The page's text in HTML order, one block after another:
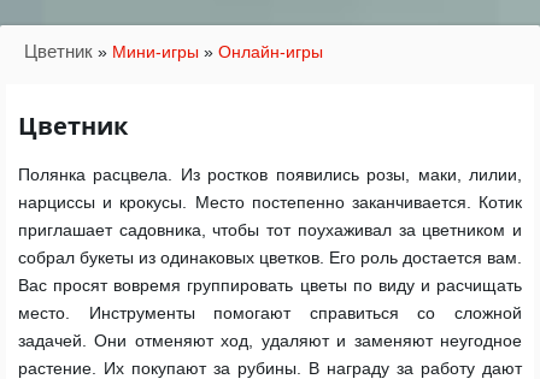
Цветник » Мини-игры » Онлайн-игры
Цветник
Полянка расцвела. Из ростков появились розы, маки, лилии,
нарциссы и крокусы. Место постепенно заканчивается. Котик
приглашает садовника, чтобы тот поухаживал за цветником и
собрал букеты из одинаковых цветков. Его роль достается вам.
Вас просят вовремя группировать цветы по виду и расчищать
место. Инструменты помогают справиться со сложной
задачей. Они отменяют ход, удаляют и заменяют неугодное
растение. Их покупают за рубины. В награду за работу дают